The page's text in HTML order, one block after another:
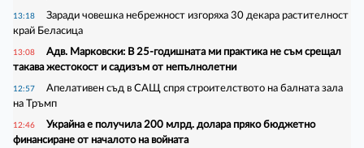
13:18
Заради човешка небрежност изгоряха 30 декара растителност
край Беласица
13:08
Адв. Марковски: В 25-годишната ми практика не съм срещал
такава жестокост и садизъм от непълнолетни
12:57
Апелативен съд в САЩ спря строителството на балната зала
на Тръмп
12:46
Украйна е получила 200 млрд. долара пряко бюджетно
финансиране от началото на войната